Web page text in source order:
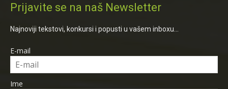
Prijavite se na naš Newsletter
Najnoviji tekstovi, konkursi i popusti u vašem inboxu...
E-mail
Ime